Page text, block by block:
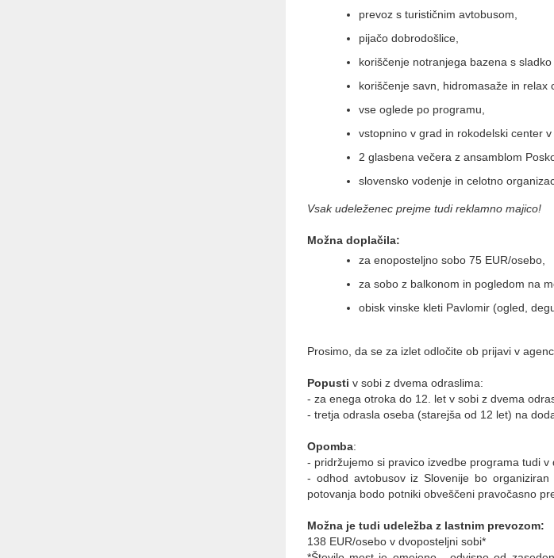
prevoz s turističnim avtobusom,
pijačo dobrodošlice,
koriščenje notranjega bazena s sladko
koriščenje savn, hidromasaže in relax
vse oglede po programu,
vstopnino v grad in rokodelski center v
2 glasbena večera z ansamblom
slovensko vodenje in celotno
Vsak udeleženec prejme tudi reklamno majico!
Možna doplačila:
za enoposteljno sobo 75 EUR/osebo,
za sobo z balkonom in pogledom na
obisk vinske kleti Pavlomir (ogled,
Prosimo, da se za izlet odločite ob prijavi v
Popusti v sobi z dvema odraslima:
- za enega otroka do 12. let v sobi z dvema
- tretja odrasla oseba (starejša od 12 let) na
Opomba:
- pridržujemo si pravico izvedbe programa tudi
- odhod avtobusov iz Slovenije bo
potovanja bodo potniki obveščeni pravočasno
Možna je tudi udeležba z lastnim prevozom:
138 EUR/osebo v dvoposteljni sobi*